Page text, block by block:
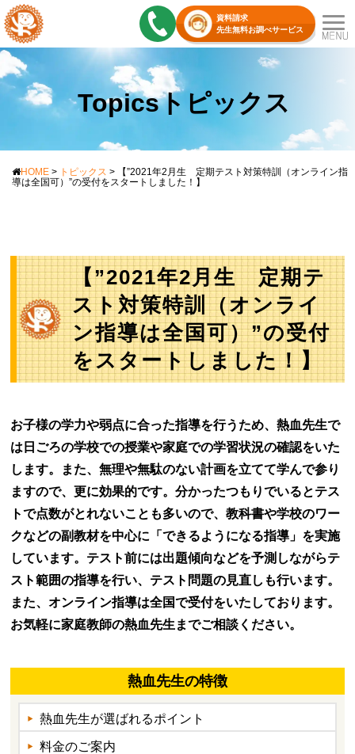
資料請求
先生無料お調べサービス
Topicsトピックス
HOME > トピックス >
【”2021年2月生 定期テスト対策特訓（オンライン指
導は全国可）”の受付をスタートしました！】
【”2021年2月生 定期テ
スト対策特訓（オンライ
ン指導は全国可）”の受付
をスタートしました！】
お子様の学力や弱点に合った指導を行うため、熱血先生で
は日ごろの学校での授業や家庭での学習状況の確認をいた
します。また、無理や無駄のない計画を立てて学んで参り
ますので、更に効果的です。分かったつもりでいるとテス
トで点数がとれないことも多いので、教科書や学校のワー
クなどの副教材を中心に「できるようになる指導」を実施
しています。テスト前には出題傾向などを予測しながらテ
スト範囲の指導を行い、テスト問題の見直しも行います。
また、オンライン指導は全国で受付をいたしております。
お気軽に家庭教師の熱血先生までご相談ください。
熱血先生の特徴
熱血先生が選ばれるポイント
料金のご案内